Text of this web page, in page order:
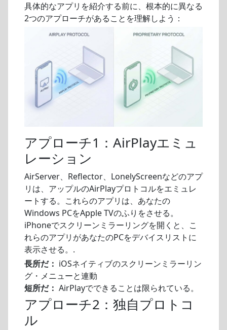
具体的なアプリを紹介する前に、根本的に異なる
2つのアプローチがあることを理解しよう：
アプローチ1：AirPlayエミュ
レーション
AirServer、Reflector、LonelyScreenなどのアプ
リは、アップルのAirPlayプロトコルをエミュレ
ートする。これらのアプリは、あなたの
Windows PCをApple TVのふりをさせる。
iPhoneでスクリーンミラーリングを開くと、こ
れらのアプリがあなたのPCをデバイスリストに
表示させる。.
長所だ： iOSネイティブのスクリーンミラーリン
グ・メニューと連動
短所だ： AirPlayでできることは限られている。
アプローチ2：独自プロトコ
ル